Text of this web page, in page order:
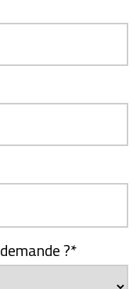
?*